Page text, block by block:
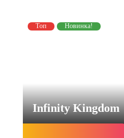
Топ Новинка!
Infinity Kingdom